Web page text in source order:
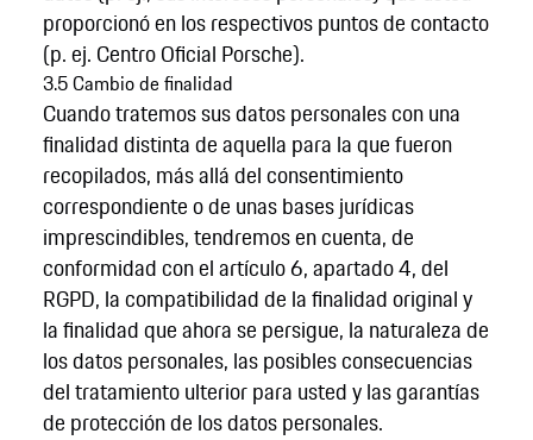
proporcionó en los respectivos puntos de contacto
(p. ej. Centro Oficial Porsche).
3.5 Cambio de finalidad
Cuando tratemos sus datos personales con una
finalidad distinta de aquella para la que fueron
recopilados, más allá del consentimiento
correspondiente o de unas bases jurídicas
imprescindibles, tendremos en cuenta, de
conformidad con el artículo 6, apartado 4, del
RGPD, la compatibilidad de la finalidad original y
la finalidad que ahora se persigue, la naturaleza de
los datos personales, las posibles consecuencias
del tratamiento ulterior para usted y las garantías
de protección de los datos personales.